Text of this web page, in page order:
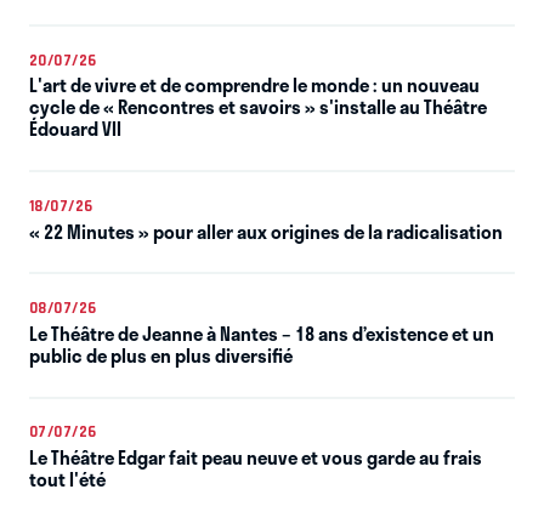
20/07/26
L'art de vivre et de comprendre le monde : un nouveau
cycle de « Rencontres et savoirs » s'installe au Théâtre
Édouard VII
18/07/26
« 22 Minutes » pour aller aux origines de la radicalisation
08/07/26
Le Théâtre de Jeanne à Nantes – 18 ans d’existence et un
public de plus en plus diversifié
07/07/26
Le Théâtre Edgar fait peau neuve et vous garde au frais
tout l'été